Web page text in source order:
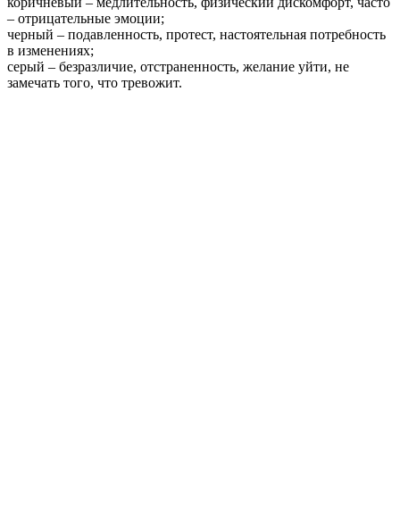
– отрицательные эмоции;
черный – подавленность, протест, настоятельная потребность
в изменениях;
серый – безразличие, отстраненность, желание уйти, не
замечать того, что тревожит.